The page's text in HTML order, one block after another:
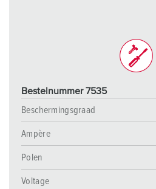
Bestelnummer 7535
Beschermingsgraad
Ampère
Polen
Voltage